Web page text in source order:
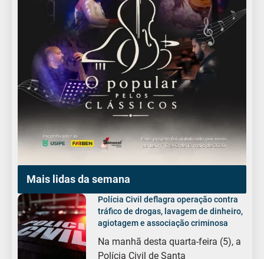
Mais lidas da semana
Polícia Civil deflagra operação contra
tráfico de drogas, lavagem de dinheiro,
agiotagem e associação criminosa
Na manhã desta quarta-feira (5), a
Polícia Civil de Santa